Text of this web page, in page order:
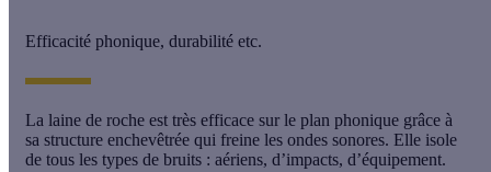
Efficacité phonique, durabilité etc.
La laine de roche est très efficace sur le plan phonique grâce à
sa structure enchevêtrée qui freine les ondes sonores. Elle isole
de tous les types de bruits : aériens, d’impacts, d’équipement.